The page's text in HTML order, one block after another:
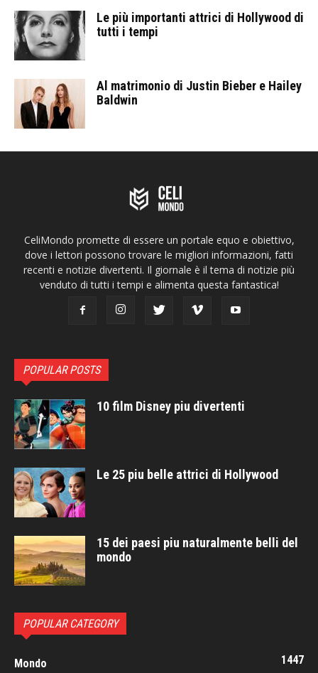
Le più importanti attrici di Hollywood di
tutti i tempi
Al matrimonio di Justin Bieber e Hailey
Baldwin
CeliMondo promette di essere un portale equo e obiettivo,
dove i lettori possono trovare le migliori informazioni, fatti
recenti e notizie divertenti. Il giornale è il tema di notizie più
venduto di tutti i tempi e alimenta questa fantastica!
POPULAR POSTS
10 film Disney piu divertenti
Le 25 piu belle attrici di Hollywood
15 dei paesi piu naturalmente belli del
mondo
POPULAR CATEGORY
Mondo 1447